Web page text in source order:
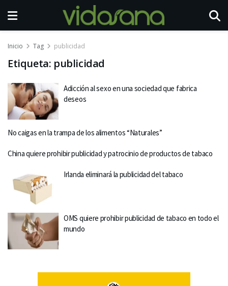
Inicio Tag publicidad
Etiqueta: publicidad
Adicción al sexo en una sociedad que fabrica
deseos
No caigas en la trampa de los alimentos “Naturales”
China quiere prohibir publicidad y patrocinio de productos de tabaco
Irlanda eliminará la publicidad del tabaco
OMS quiere prohibir publicidad de tabaco en todo el
mundo